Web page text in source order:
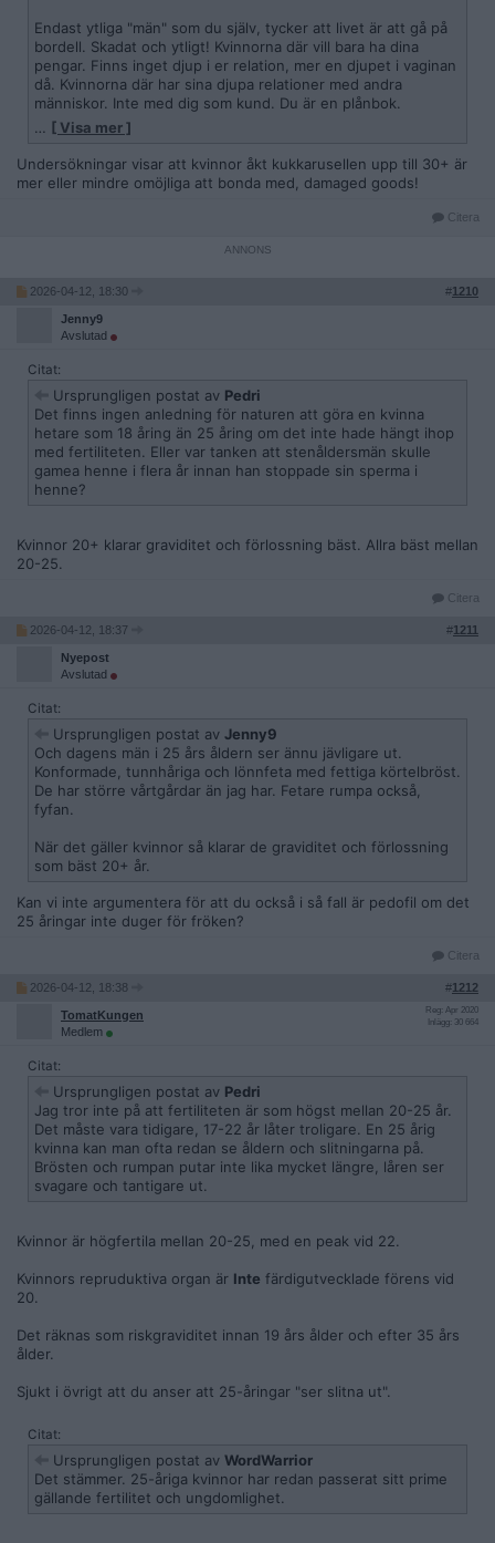
Endast ytliga "män" som du själv, tycker att livet är att gå på
bordell. Skadat och ytligt! Kvinnorna där vill bara ha dina
pengar. Finns inget djup i er relation, mer en djupet i vaginan
då. Kvinnorna där har sina djupa relationer med andra
människor. Inte med dig som kund. Du är en plånbok.
Kvinnor väntar på att träffa
kommer älska och åtrå dem även vid 30+.
… [ Visa mer ]
Undersökningar visar att kvinnor åkt kukkarusellen upp till 30+ är
mer eller mindre omöjliga att bonda med, damaged goods!
Citera
2026-04-12, 18:30 #1210
Jenny9
Avslutad
Citat:
Ursprungligen postat av Pedri
Det finns ingen anledning för naturen att göra en kvinna
hetare som 18 åring än 25 åring om det inte hade hängt ihop
med fertiliteten. Eller var tanken att stenåldersmän skulle
gamea henne i flera år innan han stoppade sin sperma i
henne?
Kvinnor 20+ klarar graviditet och förlossning bäst. Allra bäst mellan
20-25.
Citera
2026-04-12, 18:37 #1211
Nyepost
Avslutad
Citat:
Ursprungligen postat av Jenny9
Och dagens män i 25 års åldern ser ännu jävligare ut.
Konformade, tunnhåriga och lönnfeta med fettiga körtelbröst.
De har större vårtgårdar än jag har. Fetare rumpa också,
fyfan.
När det gäller kvinnor så klarar de graviditet och förlossning
som bäst 20+ år.
Kan vi inte argumentera för att du också i så fall är pedofil om det
25 åringar inte duger för fröken?
Citera
2026-04-12, 18:38 #1212
TomatKungen
Medlem
Reg: Apr 2020
Inlägg: 30 664
Citat:
Ursprungligen postat av Pedri
Jag tror inte på att fertiliteten är som högst mellan 20-25 år.
Det måste vara tidigare, 17-22 år låter troligare. En 25 årig
kvinna kan man ofta redan se åldern och slitningarna på.
Brösten och rumpan putar inte lika mycket längre, låren ser
svagare och tantigare ut.
Kvinnor är högfertila mellan 20-25, med en peak vid 22.
Kvinnors repruduktiva organ är Inte färdigutvecklade förens vid
20.
Det räknas som riskgraviditet innan 19 års ålder och efter 35 års
ålder.
Sjukt i övrigt att du anser att 25-åringar "ser slitna ut".
Citat:
Ursprungligen postat av WordWarrior
Det stämmer. 25-åriga kvinnor har redan passerat sitt prime
gällande fertilitet och ungdomlighet.